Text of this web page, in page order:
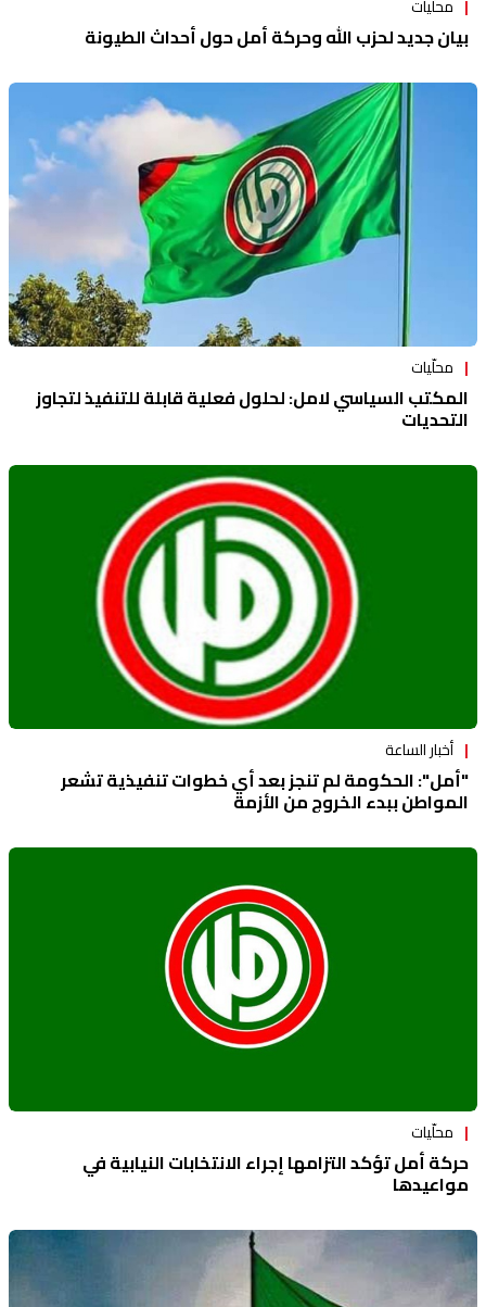
محلّيات
بيان جديد لحزب الله وحركة أمل حول أحداث الطيونة
محلّيات
المكتب السياسي لامل: لحلول فعلية قابلة للتنفيذ لتجاوز
التحديات
أخبار الساعة
"أمل": الحكومة لم تنجز بعد أي خطوات تنفيذية تشعر
المواطن ببدء الخروج من الأزمة
محلّيات
حركة أمل تؤكد التزامها إجراء الانتخابات النيابية في
مواعيدها